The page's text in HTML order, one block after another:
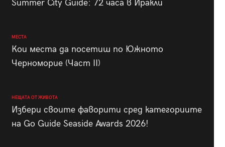
Summer City Guide: 72 часа в Иракли
МЕСТА
Кои места да посетиш по Южното
Черноморие (Част II)
НЕЩАТА ОТ ЖИВОТА
Избери своите фаворити сред категориите
на Go Guide Seaside Awards 2026!